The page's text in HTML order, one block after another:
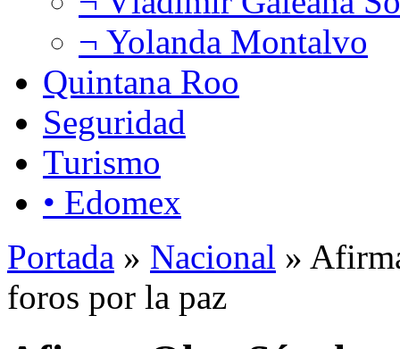
¬ Yolanda Montalvo
Quintana Roo
Seguridad
Turismo
• Edomex
Portada » Nacional »
foros por la paz